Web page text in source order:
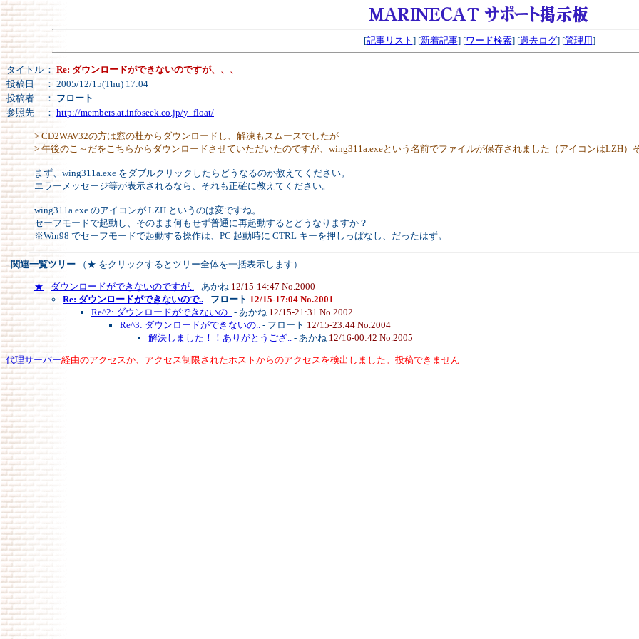
[記事リスト ] [新着記事] [ワード検索] [過去ログ] [管理用]
タイトル ： Re: ダウンロードができないのですが、、、
投稿日
： 2005/12/15(Thu) 17:04
投稿者
： フロート
参照先
： http://members.at.infoseek.co.jp/y_float/
> CD2WAV32の方は窓の杜からダウンロードし、解凍もスムースでしたが
> 午後のこ～だをこちらからダウンロードさせていただいたのですが、wing311a.exeという名前でファイルが保存されました（アイコンはLZH）
まず、wing311a.exe をダブルクリックしたらどうなるのか教えてください。
エラーメッセージ等が表示されるなら、それも正確に教えてください。
wing311a.exe のアイコンが LZH というのは変ですね。
セーフモードで起動し、そのまま何もせず普通に再起動するとどうなりますか？
※Win98 でセーフモードで起動する操作は、PC 起動時に CTRL キーを押しっぱなし、だったはず。
- 関連一覧ツリー （★ をクリックするとツリー全体を一括表示します）
★ - ダウンロードができないのですが.. - あかね 12/15-14:47 No.2000
Re: ダウンロードができないので.. - フロート 12/15-17:04 No.2001
Re^2: ダウンロードができないの.. - あかね 12/15-21:31 No.2002
Re^3: ダウンロードができないの.. - フロート 12/15-23:44 No.2004
解決しました！！ありがとうござ.. - あかね 12/16-00:42 No.2005
代理サーバー経由のアクセスか、アクセス制限されたホストからのアクセスを検出しました。投稿できません